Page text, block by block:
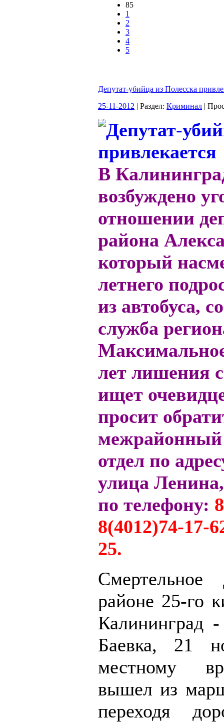
85
1
2
3
4
5
Депутат-убийца из Полесска
25-11-2012 | Раздел: Криминал |
В
возбуждено
отношении
района
который
летнего
из автобуса,
служба
лет лишения
ищет
просит
межрайонный
отдел по
улица
по телефону:
8(4012)74-17-
25.
районе 25-го
Калининград
Баевка, 21
местному
вышел из
переходя